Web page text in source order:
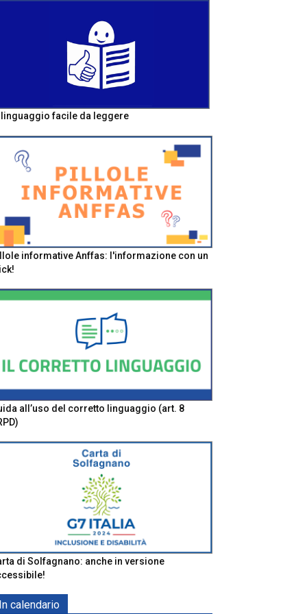
linguaggio facile da leggere
informative Anffas: l'informazione con un
all’uso del corretto linguaggio (art. 8
di Solfagnano: anche in versione
In calendario